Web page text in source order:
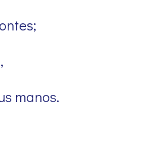
manos.